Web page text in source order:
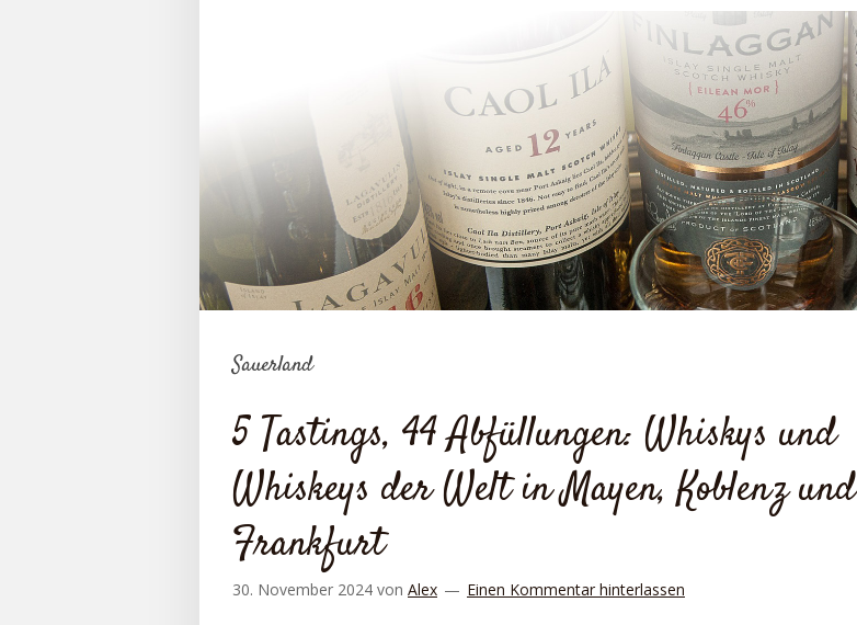
Sauerland
5 Tastings, 44 Abfüllungen: Whiskys und
Whiskeys der Welt in Mayen, Koblenz und
Frankfurt
30. November 2024 von Alex Einen Kommentar hinterlassen